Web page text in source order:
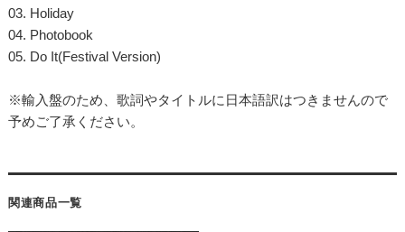
03. Holiday
04. Photobook
05. Do It(Festival Version)
※輸入盤のため、歌詞やタイトルに日本語訳はつきませんので
予めご了承ください。
関連商品一覧